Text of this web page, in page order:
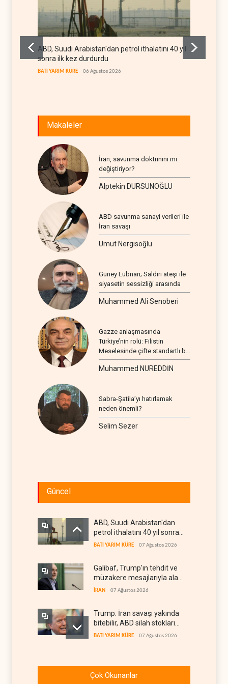
ABD, Suudi Arabistan'dan petrol ithalatını 40 yıl
sonra ilk kez durdurdu
BATI YARIM KÜRE 06 Ağustos 2026
Makaleler
İran, savunma doktrinini mi
değiştiriyor?
Alptekin DURSUNOĞLU
ABD savunma sanayi verileri ile
İran savaşı
Umut Nergisoğlu
Güney Lübnan; Saldırı ateşi ile
siyasetin sessizliği arasında
Muhammed Ali Senoberi
Gazze anlaşmasında
Türkiye’nin rolü: Filistin
Meselesinde çifte standartlı bir
seyir
Muhammed NUREDDİN
Sabra-Şatila’yı hatırlamak
neden önemli?
Selim Sezer
Güncel
ABD, Suudi Arabistan'dan
petrol ithalatını 40 yıl sonra
ilk kez durdurdu
BATI YARIM KÜRE 07 Ağustos 2026
Galibaf, Trump'ın tehdit ve
müzakere mesajlarıyla alay
etti
İRAN 07 Ağustos 2026
Trump: İran savaşı yakında
bitebilir, ABD silah stokları
zorlanıyor
BATI YARIM KÜRE 07 Ağustos 2026
krizi
Çok Okunanlar